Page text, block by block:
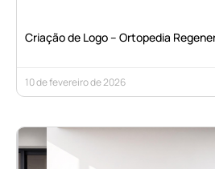
Criação de Logo – Ortopedia
10 de fevereiro de 2026